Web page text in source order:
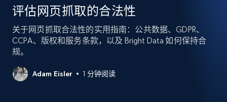
评估网页抓取的合法性
关于网页抓取合法性的实用指南：公共数据、GDPR、
CCPA、版权和服务条款，以及 Bright Data 如何保持合
规。
Adam Eisler 1 分钟阅读